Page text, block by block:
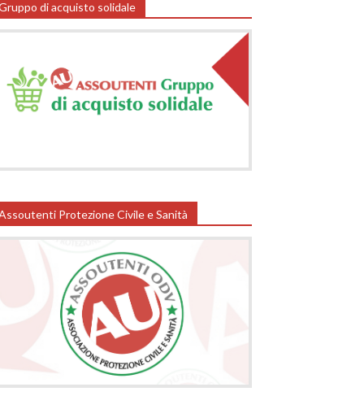
di acquisto solidale
Protezione Civile e Sanità